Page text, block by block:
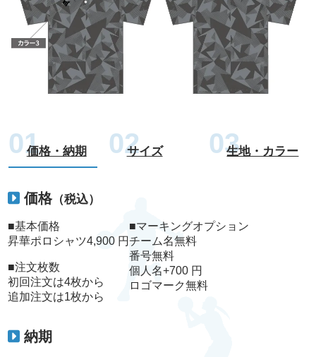
価格・納期 サイズ 生地・カラー
価格 （税込）
■基本価格
昇華ポロシャツ4,900 円
■注文枚数
初回注文は4枚から
追加注文は1枚から
■マーキングオプション
チーム名無料
番号無料
個人名+700 円
ロゴマーク無料
納期